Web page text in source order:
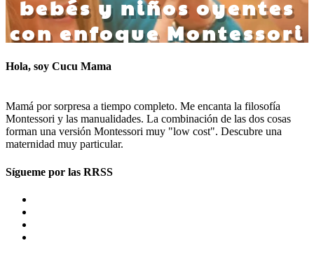
Hola, soy Cucu Mama
Mamá por sorpresa a tiempo completo. Me encanta la filosofía
Montessori y las manualidades. La combinación de las dos cosas
forman una versión Montessori muy "low cost". Descubre una
maternidad muy particular.
Sígueme por las RRSS